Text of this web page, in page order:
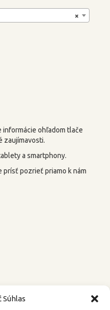
Súhlas
×
informácie ohľadom tlače
zaujímavosti.
a smartphony.
prísť pozrieť priamo k nám